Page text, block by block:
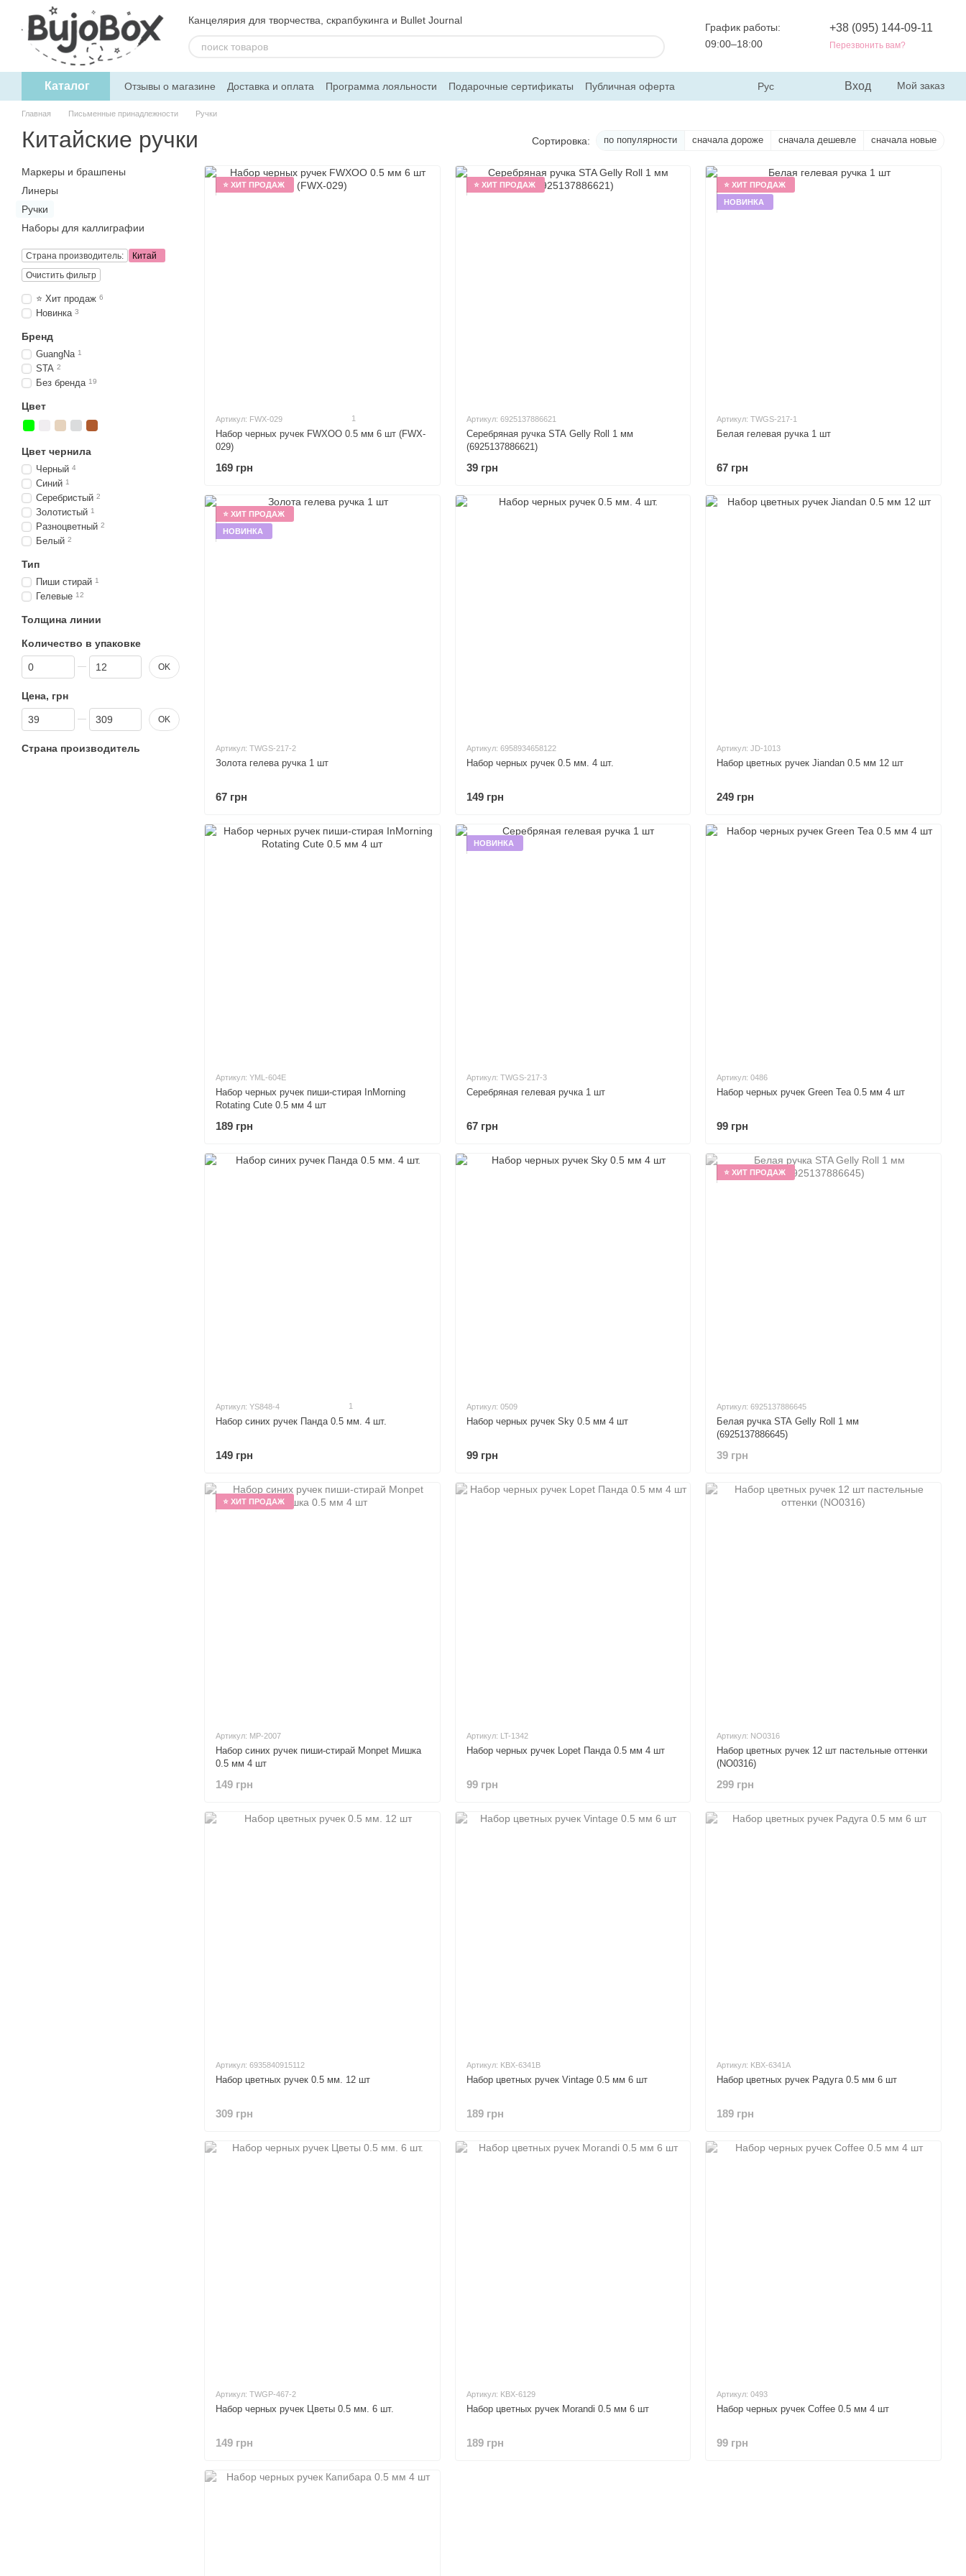
Перейти к основному контенту
Канцелярия для творчества, скрапбукинга и Bullet Journal
График работы:
09:00–18:00
+38 (095) 144-09-11
Перезвонить вам?
Каталог Отзывы о магазине Доставка и оплата Программа лояльности Подарочные сертификаты
Публичная оферта
Пользовательское соглашение
Обмен и возврат Блог Контакты О магазине
Рус Вход Мой заказ
Главная Письменные принадлежности Ручки
Китайские ручки Сортировка: по популярности сначала дороже сначала дешевле сначала новые
⭐ ХИТ ПРОДАЖ
Артикул: FWX-029 1
Набор черных ручек FWXOO 0.5 мм 6 шт (FWX-
029)
169 грн
⭐ ХИТ ПРОДАЖ
Артикул: 6925137886621
Серебряная ручка STA Gelly Roll 1 мм
(6925137886621)
39 грн
⭐ ХИТ ПРОДАЖ
НОВИНКА
Артикул: TWGS-217-1
Белая гелевая ручка 1 шт
67 грн
⭐ ХИТ ПРОДАЖ
НОВИНКА
Артикул: TWGS-217-2
Золота гелева ручка 1 шт
67 грн
Артикул: 6958934658122
Набор черных ручек 0.5 мм. 4 шт.
149 грн
Артикул: JD-1013
Набор цветных ручек Jiandan 0.5 мм 12 шт
249 грн
Артикул: YML-604E
Набор черных ручек пиши-стирая InMorning
Rotating Cute 0.5 мм 4 шт
189 грн
НОВИНКА
Артикул: TWGS-217-3
Серебряная гелевая ручка 1 шт
67 грн
Артикул: 0486
Набор черных ручек Green Tea 0.5 мм 4 шт
99 грн
Артикул: YS848-4 1
Набор синих ручек Панда 0.5 мм. 4 шт.
149 грн
Артикул: 0509
Набор черных ручек Sky 0.5 мм 4 шт
99 грн
⭐ ХИТ ПРОДАЖ
Артикул: 6925137886645
Белая ручка STA Gelly Roll 1 мм
(6925137886645)
39 грн
⭐ ХИТ ПРОДАЖ
Артикул: MP-2007
Набор синих ручек пиши-стирай Monpet Мишка
0.5 мм 4 шт
149 грн
Артикул: LT-1342
Набор черных ручек Lopet Панда 0.5 мм 4 шт
99 грн
Артикул: NO0316
Набор цветных ручек 12 шт пастельные оттенки
(NO0316)
299 грн
Артикул: 6935840915112
Набор цветных ручек 0.5 мм. 12 шт
309 грн
Артикул: KBX-6341B
Набор цветных ручек Vintage 0.5 мм 6 шт
189 грн
Артикул: KBX-6341A
Набор цветных ручек Радуга 0.5 мм 6 шт
189 грн
Артикул: TWGP-467-2
Набор черных ручек Цветы 0.5 мм. 6 шт.
149 грн
Артикул: KBX-6129
Набор цветных ручек Morandi 0.5 мм 6 шт
189 грн
Артикул: 0493
Набор черных ручек Coffee 0.5 мм 4 шт
99 грн
Маркеры и брашпены
Линеры
Ручки
Наборы для каллиграфии
Страна производитель:
Китай
Очистить фильтр
⭐ Хит продаж 6
Новинка 3
Бренд
GuangNa 1
STA 2
Без бренда 19
Цвет
Цвет чернила
Черный 4
Синий 1
Серебристый 2
Золотистый 1
Разноцветный 2
Белый 2
Тип
Пиши стирай 1
Гелевые 12
Толщина линии
Количество в упаковке
От Количество в упаковке
До Количество в упаковке OK
Цена, грн
От Цена, грн
До Цена, грн OK
Страна производитель